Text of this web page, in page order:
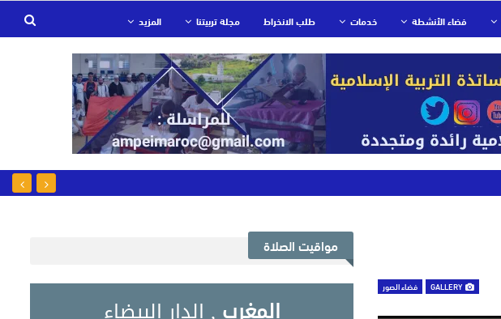
فضاء الأنشطة خدمات طلب الانخراط مجلة تربيتنا المزيد
فضاء الصور
مواقيت الصلاة